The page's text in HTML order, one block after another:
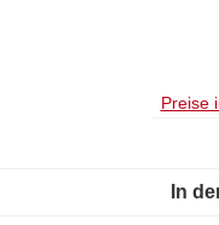
Preise
In